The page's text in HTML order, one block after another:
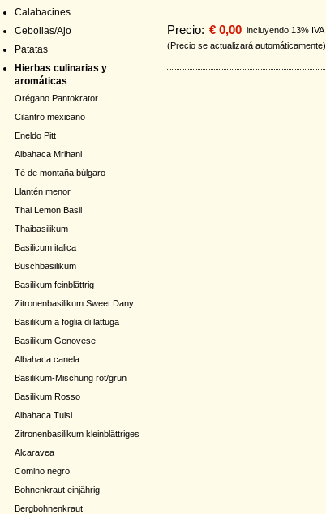
Calabacines
Cebollas/Ajo
Patatas
Hierbas culinarias y
aromáticas
Orégano Pantokrator
Cilantro mexicano
Eneldo Pitt
Albahaca Mrihani
Té de montaña búlgaro
Llantén menor
Thai Lemon Basil
Thaibasilikum
Basilicum italica
Buschbasilikum
Basilikum feinblättrig
Zitronenbasilikum Sweet Dany
Basilikum a foglia di lattuga
Basilikum Genovese
Albahaca canela
Basilikum-Mischung rot/grün
Basilikum Rosso
Albahaca Tulsi
Zitronenbasilikum kleinblättriges
Alcaravea
Comino negro
Bohnenkraut einjährig
Bergbohnenkraut
Precio: € 0,00 incluyendo 13% IVA
(Precio se actualizará automáticamente)